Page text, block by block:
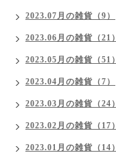
2023.07月の雑貨（9）
2023.06月の雑貨（21）
2023.05月の雑貨（51）
2023.04月の雑貨（7）
2023.03月の雑貨（24）
2023.02月の雑貨（17）
2023.01月の雑貨（14）